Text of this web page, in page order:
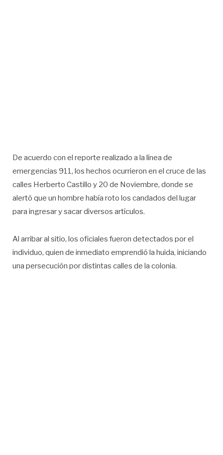
De acuerdo con el reporte realizado a la línea de
emergencias 911, los hechos ocurrieron en el cruce de las
calles Herberto Castillo y 20 de Noviembre, donde se
alertó que un hombre había roto los candados del lugar
para ingresar y sacar diversos artículos.
Al arribar al sitio, los oficiales fueron detectados por el
individuo, quien de inmediato emprendió la huida, iniciando
una persecución por distintas calles de la colonia.